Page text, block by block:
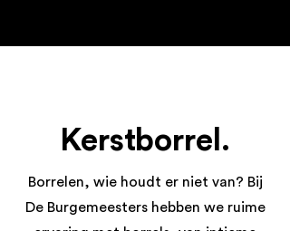
Kerstborrel.
Borrelen, wie houdt er niet van? Bij
De Burgemeesters hebben we ruime